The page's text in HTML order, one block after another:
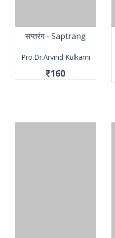
सप्तरंग - Saptrang
Pro.Dr.Arvind Kulkarni
160